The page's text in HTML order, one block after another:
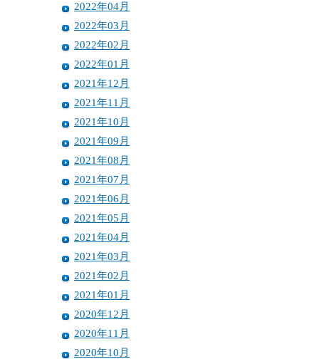
2022年04月
2022年03月
2022年02月
2022年01月
2021年12月
2021年11月
2021年10月
2021年09月
2021年08月
2021年07月
2021年06月
2021年05月
2021年04月
2021年03月
2021年02月
2021年01月
2020年12月
2020年11月
2020年10月